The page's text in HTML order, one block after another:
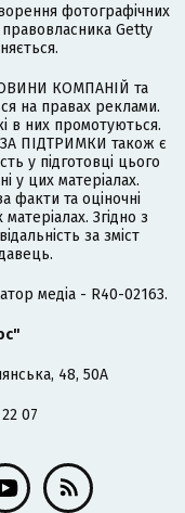
фотографічних
правовласника Getty
КОМПАНІЙ та
на правах реклами.
в них промотуються.
ПІДТРИМКИ також є
у підготовці цього
у цих матеріалах.
факти та оціночні
Згідно з
за зміст
медіа - R40-02163.
48, 50А
07